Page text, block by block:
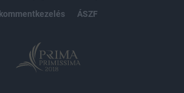
kommentkezelés
ÁSZF